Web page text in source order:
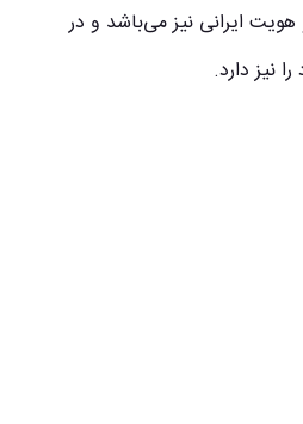
هویت ایرانی نیز می‌باشد و در
نیز دارد.